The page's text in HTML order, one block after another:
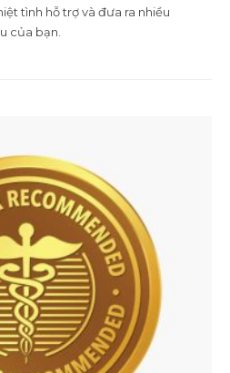
tình hỗ trợ và đưa ra nhiều
của bạn.